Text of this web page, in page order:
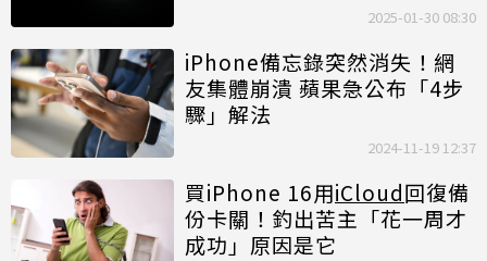
2025-01-30 08:30
iPhone備忘錄突然消失！網
友集體崩潰 蘋果急公布「4步
驟」解法
2024-11-19 12:37
買iPhone 16用iCloud回復備
份卡關！釣出苦主「花一周才
成功」原因是它